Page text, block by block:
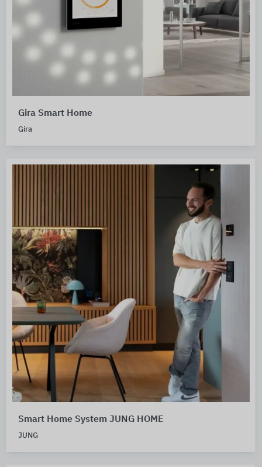
Gira Smart Home
Gira
Smart Home System JUNG HOME
JUNG